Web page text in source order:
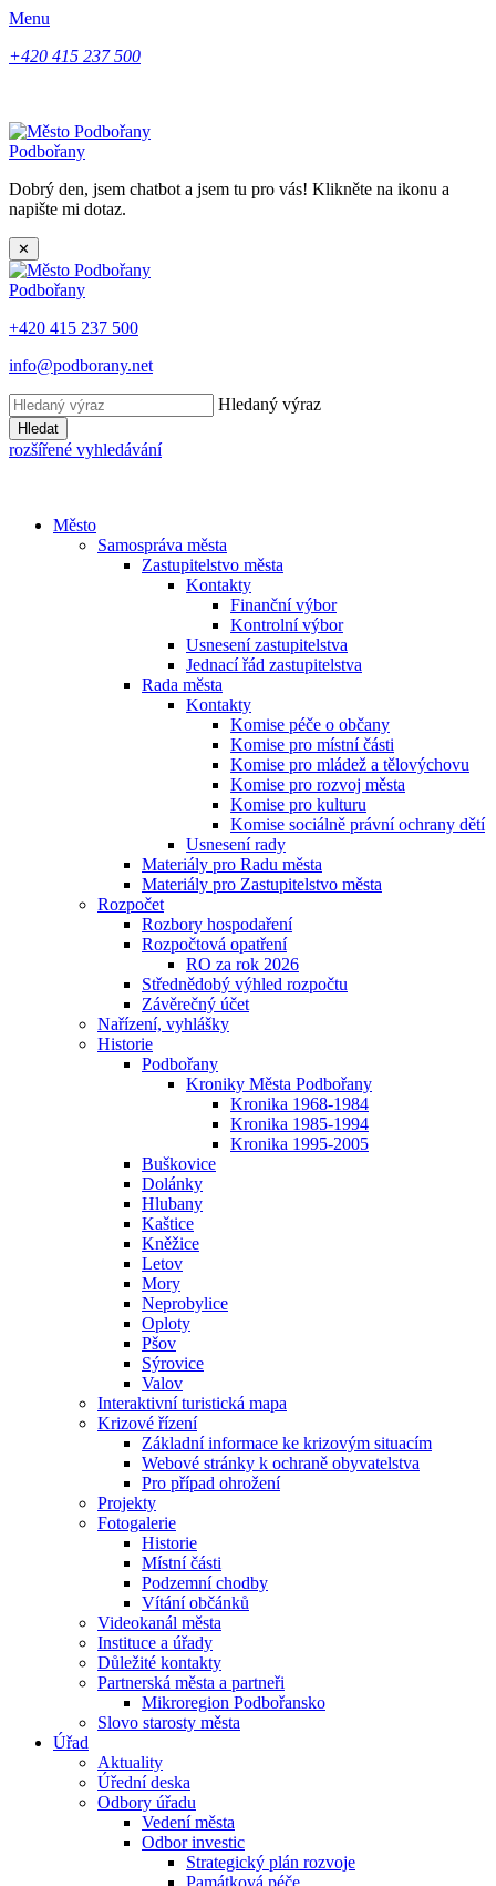
Menu
+420 415 237 500
Podbořany
Dobrý den, jsem chatbot a jsem tu pro vás! Klikněte na ikonu a
napište mi dotaz.
✕
Podbořany
+420 415 237 500
info@podborany.net
Hledaný výraz
Hledat
rozšířené vyhledávání
Město
Samospráva města
Zastupitelstvo města
Kontakty
Finanční výbor
Kontrolní výbor
Usnesení zastupitelstva
Jednací řád zastupitelstva
Rada města
Kontakty
Komise péče o občany
Komise pro místní části
Komise pro mládež a tělovýchovu
Komise pro rozvoj města
Komise pro kulturu
Komise sociálně právní ochrany dětí
Usnesení rady
Materiály pro Radu města
Materiály pro Zastupitelstvo města
Rozpočet
Rozbory hospodaření
Rozpočtová opatření
RO za rok 2026
Střednědobý výhled rozpočtu
Závěrečný účet
Nařízení, vyhlášky
Historie
Podbořany
Kroniky Města Podbořany
Kronika 1968-1984
Kronika 1985-1994
Kronika 1995-2005
Buškovice
Dolánky
Hlubany
Kaštice
Kněžice
Letov
Mory
Neprobylice
Oploty
Pšov
Sýrovice
Valov
Interaktivní turistická mapa
Krizové řízení
Základní informace ke krizovým situacím
Webové stránky k ochraně obyvatelstva
Pro případ ohrožení
Projekty
Fotogalerie
Historie
Místní části
Podzemní chodby
Vítání občánků
Videokanál města
Instituce a úřady
Důležité kontakty
Partnerská města a partneři
Mikroregion Podbořansko
Slovo starosty města
Úřad
Aktuality
Úřední deska
Odbory úřadu
Vedení města
Odbor investic
Strategický plán rozvoje
Památková péče